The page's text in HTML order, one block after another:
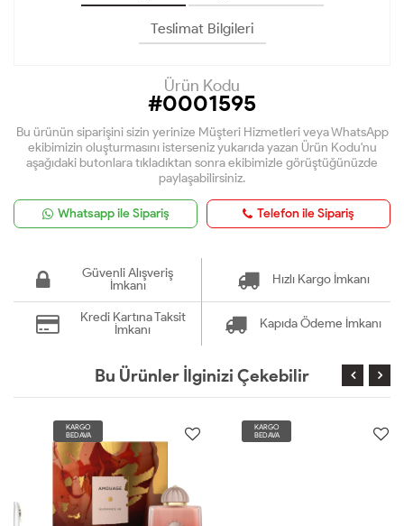
Teslimat Bilgileri
Ürün Kodu
#0001595
Bu ürünün siparişini sizin yerinize Müşteri Hizmetleri veya WhatsApp
ekibimizin oluşturmasını isterseniz yukarıda yazan Ürün Kodu'nu
aşağıdaki butonlara tıkladıktan sonra ekibimizle görüştüğünüzde
paylaşabilirsiniz.
Whatsapp ile Sipariş Telefon ile Sipariş
Güvenli Alışveriş
İmkanı
Hızlı Kargo İmkanı
Kredi Kartına Taksit
İmkanı
Kapıda Ödeme İmkanı
Bu Ürünler İlginizi Çekebilir
KARGO
BEDAVA
KARGO
BEDAVA